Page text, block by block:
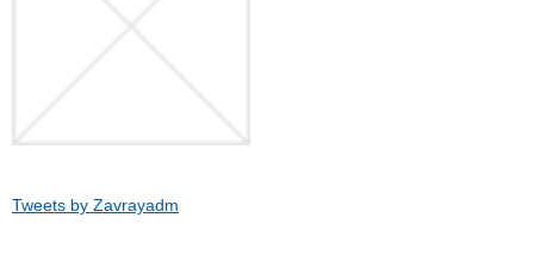
Tweets by Zavrayadm